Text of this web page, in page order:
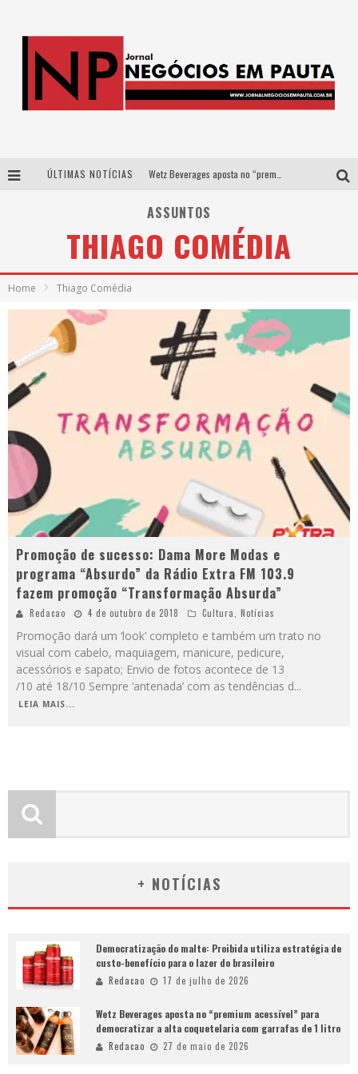
ÚLTIMAS NOTÍCIAS
Como a Cortex seduziu Google, AWS e McDonald’s com IA para o go-to-market
Democratização do malte: Proibida utiliza estratégia de custo-benefício para o lazer do brasileiro
ASSUNTOS
THIAGO COMÉDIA
Home Thiago Comédia
Promoção de sucesso: Dama More Modas e
programa “Absurdo” da Rádio Extra FM 103.9
fazem promoção “Transformação Absurda”
Redacao 4 de outubro de 2018 Cultura, Notícias
Promoção dará um ‘look’ completo e também um trato no
visual com cabelo, maquiagem, manicure, pedicure,
acessórios e sapato; Envio de fotos acontece de 13
/10 até 18/10 Sempre ‘antenada’ com as tendências d...
LEIA MAIS...
+ NOTÍCIAS
Democratização do malte: Proibida utiliza estratégia de
custo-benefício para o lazer do brasileiro
Redacao 17 de julho de 2026
Wetz Beverages aposta no “premium acessível” para
democratizar a alta coquetelaria com garrafas de 1 litro
Redacao 27 de maio de 2026